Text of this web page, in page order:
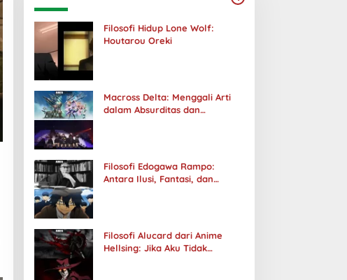
Filosofi Hidup Lone Wolf:
Houtarou Oreki
Macross Delta: Menggali Arti
dalam Absurditas dan
Filosofi Edogawa Rampo:
Antara Ilusi, Fantasi, dan
Filosofi Alucard dari Anime
Hellsing: Jika Aku Tidak